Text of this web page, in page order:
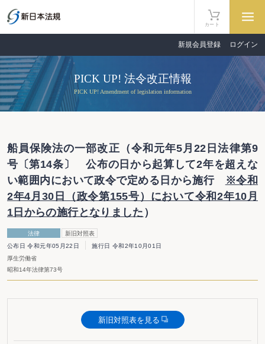
カート
新規会員登録 ログイン
PICK UP! 法令改正情報
PICK UP! Amendment of legislation information
船員保険法の一部改正（令和元年5月22日法律第9
号〔第14条〕 公布の日から起算して2年を超えな
い範囲内において政令で定める日から施行
※令和
2年4月30日（政令第155号）において令和2年10月
1日からの施行となりました ）
法律
新旧対照表
公布日 令和元年05月22日
施行日 令和2年10月01日
厚生労働省
昭和14年法律第73号
新旧対照表を見る